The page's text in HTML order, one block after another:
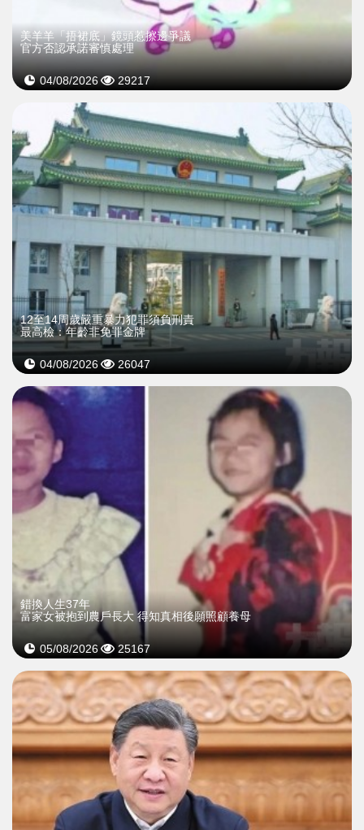
美羊羊「捂裙底」鏡頭惹擦邊爭議
官方否認承諾審慎處理
04/08/2026 29217
12至14周歲嚴重暴力犯罪須負刑責
最高檢：年齡非免罪金牌
04/08/2026 26047
錯換人生37年
富家女被抱到農戶長大 得知真相後願照顧養母
05/08/2026 25167